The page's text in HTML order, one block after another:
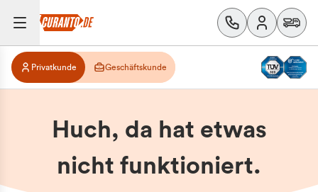
Privatkunde Geschäftskunde
Huch, da hat etwas
nicht funktioniert.